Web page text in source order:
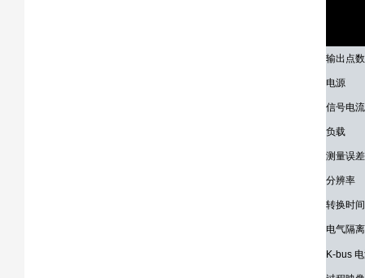
输出点数
电源
信号电流
负载
测量误差
分辨率
转换时间
电气隔离
K-bus